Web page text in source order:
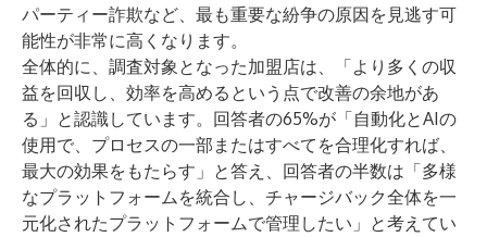
パーティー詐欺など、最も重要な紛争の原因を見逃す可
能性が非常に高くなります。
全体的に、調査対象となった加盟店は、「より多くの収
益を回収し、効率を高めるという点で改善の余地があ
る」と認識しています。回答者の65%が「自動化とAIの
使用で、プロセスの一部またはすべてを合理化すれば、
最大の効果をもたらす」と答え、回答者の半数は「多様
なプラットフォームを統合し、チャージバック全体を一
元化されたプラットフォームで管理したい」と考えてい